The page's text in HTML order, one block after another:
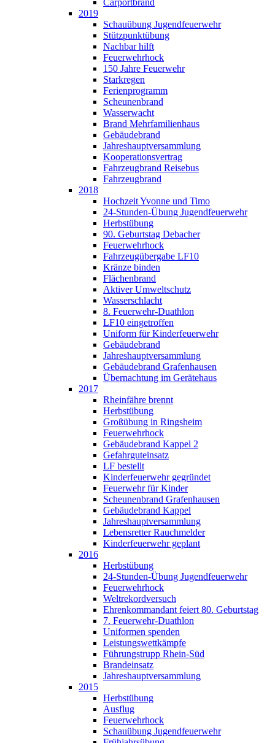
Carportbrand
2019
Schauübung Jugendfeuerwehr
Stützpunktübung
Nachbar hilft
Feuerwehrhock
150 Jahre Feuerwehr
Starkregen
Ferienprogramm
Scheunenbrand
Wasserwacht
Brand Mehrfamilienhaus
Gebäudebrand
Jahreshauptversammlung
Kooperationsvertrag
Fahrzeugbrand Reisebus
Fahrzeugbrand
2018
Hochzeit Yvonne und Timo
24-Stunden-Übung Jugendfeuerwehr
Herbstübung
90. Geburtstag Debacher
Feuerwehrhock
Fahrzeugübergabe LF10
Kränze binden
Flächenbrand
Aktiver Umweltschutz
Wasserschlacht
8. Feuerwehr-Duathlon
LF10 eingetroffen
Uniform für Kinderfeuerwehr
Gebäudebrand
Jahreshauptversammlung
Gebäudebrand Grafenhausen
Übernachtung im Gerätehaus
2017
Rheinfähre brennt
Herbstübung
Großübung in Ringsheim
Feuerwehrhock
Gebäudebrand Kappel 2
Gefahrguteinsatz
LF bestellt
Kinderfeuerwehr gegründet
Feuerwehr für Kinder
Scheunenbrand Grafenhausen
Gebäudebrand Kappel
Jahreshauptversammlung
Lebensretter Rauchmelder
Kinderfeuerwehr geplant
2016
Herbstübung
24-Stunden-Übung Jugendfeuerwehr
Feuerwehrhock
Weltrekordversuch
Ehrenkommandant feiert 80. Geburtstag
7. Feuerwehr-Duathlon
Uniformen spenden
Leistungswettkämpfe
Führungstrupp Rhein-Süd
Brandeinsatz
Jahreshauptversammlung
2015
Herbstübung
Ausflug
Feuerwehrhock
Schauübung Jugendfeuerwehr